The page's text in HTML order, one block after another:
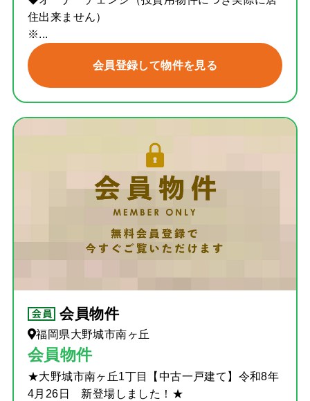
住出来ません）
※...
会員登録して物件を見る
会員物件
福岡県大野城市南ヶ丘
会員物件
★大野城市南ヶ丘1丁目【中古一戸建て】令和8年
4月26日 新登場しました！★